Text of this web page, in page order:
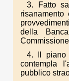
3. Fatto
della
4. Il piano
contempla
pubblico